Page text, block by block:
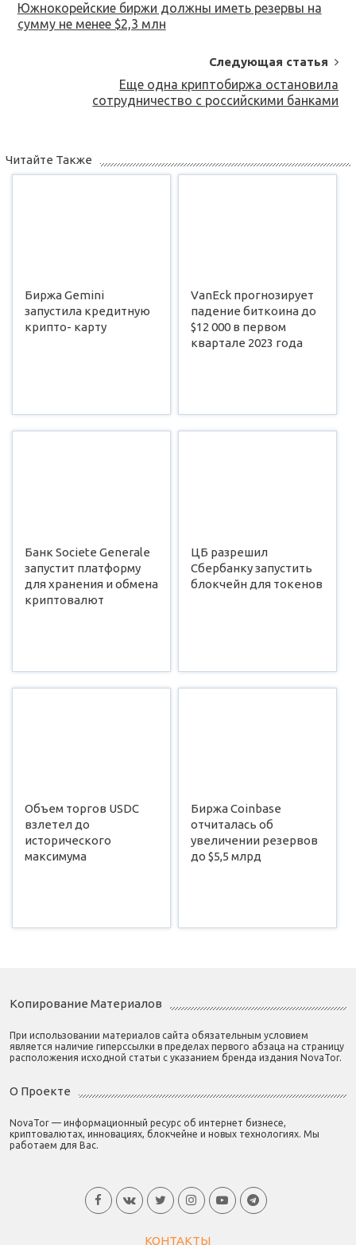
Navigation
Южнокорейские биржи должны иметь резервы на
сумму не менее $2,3 млн
Следующая статья
Еще одна криптобиржа остановила
сотрудничество с российскими банками
Читайте Также
Биржа Gemini
запустила кредитную
крипто- карту
VanEck прогнозирует
падение биткоина до
$12 000 в первом
квартале 2023 года
Банк Societe Generale
запустит платформу
для хранения и обмена
криптовалют
ЦБ разрешил
Сбербанку запустить
блокчейн для токенов
Объем торгов USDC
взлетел до
исторического
максимума
Биржа Coinbase
отчиталась об
увеличении резервов
до $5,5 млрд
Копирование Материалов
При использовании материалов сайта обязательным условием
является наличие гиперссылки в пределах первого абзаца на страницу
расположения исходной статьи с указанием бренда издания NovaTor.
О Проекте
NovaTor — информационный ресурс об интернет бизнесе,
криптовалютах, инновациях, блокчейне и новых технологиях. Мы
работаем для Вас.
КОНТАКТЫ